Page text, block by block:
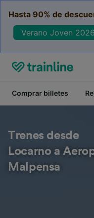
Hasta 90% de
Verano Joven
Comprar billetes
Trenes desde
Locarno a
Malpensa